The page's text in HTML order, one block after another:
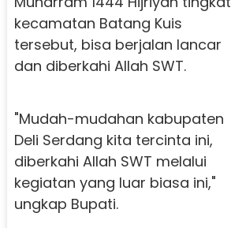
kecamatan Batang Kuis
tersebut, bisa berjalan lancar
dan diberkahi Allah SWT.
"Mudah-mudahan kabupaten
Deli Serdang kita tercinta ini,
diberkahi Allah SWT melalui
kegiatan yang luar biasa ini,"
ungkap Bupati.